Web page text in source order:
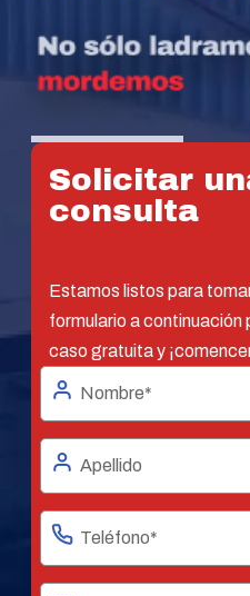
Solicitar
consulta
Estamos listos para
formulario a continuación
caso gratuita y